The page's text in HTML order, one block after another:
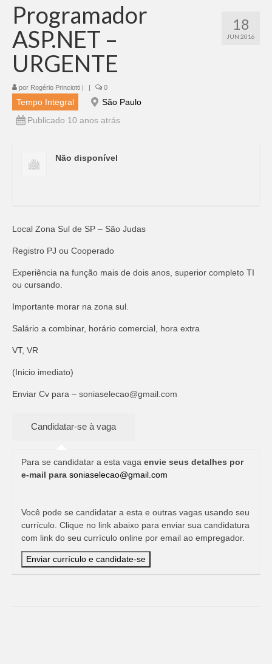
18
JUN 2016
Programador
ASP.NET –
URGENTE
por Rogério Princiotti | | 0
Tempo Integral
São Paulo
Publicado 10 anos atrás
Não disponível
Local Zona Sul de SP – São Judas
Registro PJ ou Cooperado
Experiência na função mais de dois anos, superior completo TI
ou cursando.
Importante morar na zona sul.
Salário a combinar, horário comercial, hora extra
VT, VR
(Inicio imediato)
Enviar Cv para – soniaselecao@gmail.com
Para se candidatar a esta vaga envie seus detalhes por
e-mail para soniaselecao@gmail.com
Você pode se candidatar a esta e outras vagas usando seu
currículo. Clique no link abaixo para enviar sua candidatura
com link do seu currículo online por email ao empregador.